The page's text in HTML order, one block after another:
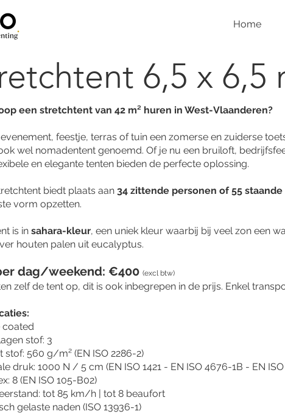
Home
6,5 x 6,5
een stretchtent van 42 m² huren in West-Vlaanderen?
feestje, terras of tuin een zomerse en zuiderse
wel nomadentent genoemd. Of je nu een bruiloft,
en elegante tenten bieden de perfecte oplossing.
biedt plaats aan 34 zittende personen of 55
vorm opzetten.
is in sahara-kleur, een uniek kleur waarbij bij veel zon een
houten palen uit eucalyptus.
dag/weekend: €400 (excl btw)
zelf de tent op, dit is ook inbegrepen in de prijs. Enkel
coated
stof: 3
stof: 560 g/m² (EN ISO 2286-2)
druk: 1000 N / 5 cm (EN ISO 1421 - EN ISO 4676-1B - EN ISO
8 (EN ISO 105-B02)
tot 85 km/h | tot 8 beaufort
gelaste naden (ISO 13936-1)